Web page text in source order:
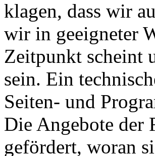
klagen, dass wir
wir in geeigneter
Zeitpunkt scheint
sein. Ein
Seiten- und
Die Angebote der
gefördert, woran